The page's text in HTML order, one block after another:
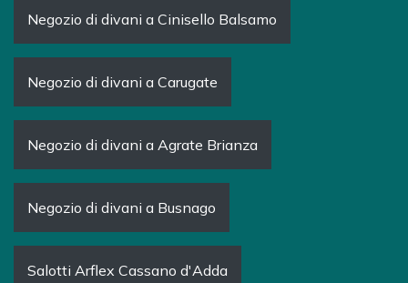
Negozio di divani a Cinisello Balsamo
Negozio di divani a Carugate
Negozio di divani a Agrate Brianza
Negozio di divani a Busnago
Salotti Arflex Cassano d'Adda